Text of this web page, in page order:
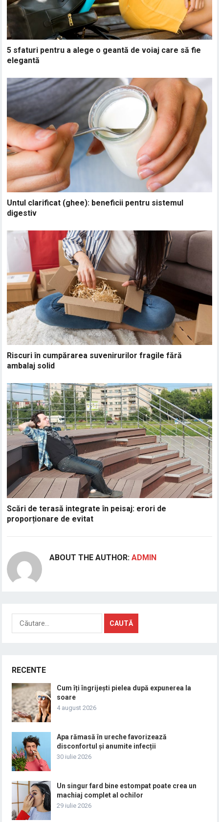
5 sfaturi pentru a alege o geantă de voiaj care să fie
elegantă
Untul clarificat (ghee): beneficii pentru sistemul
digestiv
Riscuri în cumpărarea suvenirurilor fragile fără
ambalaj solid
Scări de terasă integrate în peisaj: erori de
proporționare de evitat
ABOUT THE AUTHOR:ADMIN
Caută
după:
RECENTE
Cum îți îngrijești pielea după expunerea la
soare
4 august 2026
Apa rămasă în ureche favorizează
disconfortul și anumite infecții
30 iulie 2026
Un singur fard bine estompat poate crea un
machiaj complet al ochilor
29 iulie 2026